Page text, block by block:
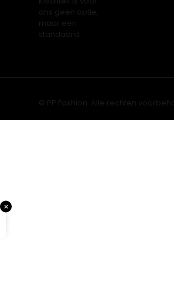
ons geen optie,
maar een
standaard.
© PP Fashion. Alle rechten
×